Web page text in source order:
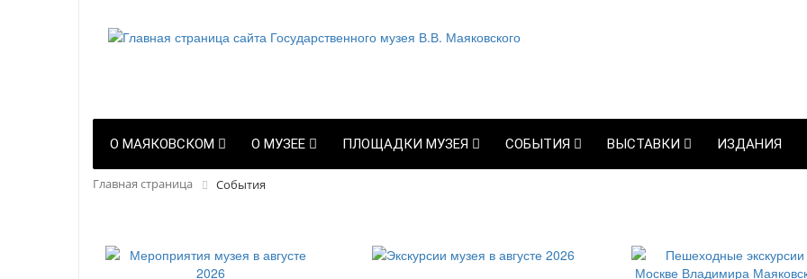
О МАЯКОВСКОМ О МУЗЕЕ ПЛОЩАДКИ МУЗЕЯ СОБЫТИЯ ВЫСТАВКИ ИЗДАНИЯ
Главная страница События